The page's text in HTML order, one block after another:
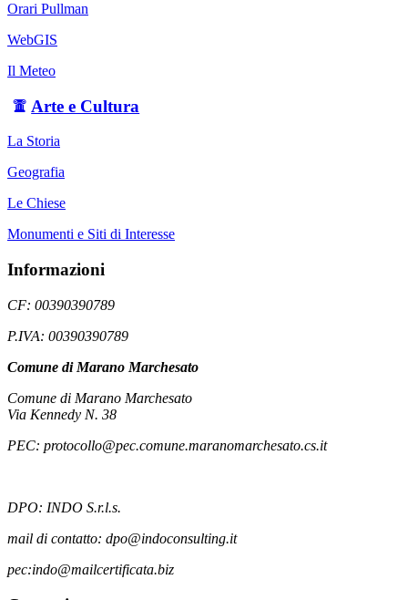
Orari Pullman
WebGIS
Il Meteo
Arte e Cultura
La Storia
Geografia
Le Chiese
Monumenti e Siti di Interesse
Informazioni
CF: 00390390789
P.IVA: 00390390789
Comune di Marano Marchesato
Comune di Marano Marchesato
Via Kennedy N. 38
PEC: protocollo@pec.comune.maranomarchesato.cs.it
DPO: INDO S.r.l.s.
mail di contatto: dpo@indoconsulting.it
pec:indo@mailcertificata.biz